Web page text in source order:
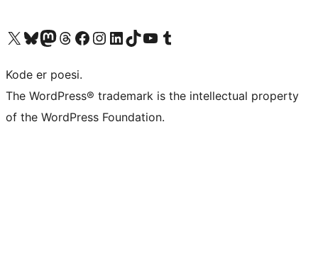
Besøk vår konto på X Visit our Bluesky account
Besøk vår Mastodon-konto
Visit our Threads account
Besøk vår Facebook-sideBesøk vår Instagram-konto
Besøk vår LinkedIn-konto
Visit our TikTok account
Visit our YouTube channel
Visit our Tumblr account
Kode er poesi.
The WordPress® trademark is the intellectual property
of the WordPress Foundation.